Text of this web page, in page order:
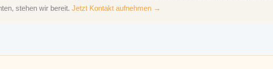
stehen wir bereit. Jetzt Kontakt aufnehmen →